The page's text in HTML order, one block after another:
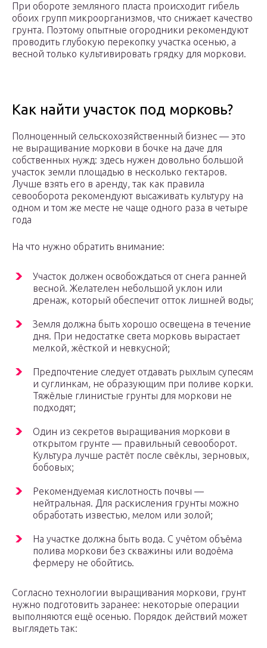
При обороте земляного пласта происходит гибель
обоих групп микроорганизмов, что снижает качество
грунта. Поэтому опытные огородники рекомендуют
проводить глубокую перекопку участка осенью, а
весной только культивировать грядку для моркови.
Как найти участок под морковь?
Полноценный сельскохозяйственный бизнес — это
не выращивание моркови в бочке на даче для
собственных нужд: здесь нужен довольно большой
участок земли площадью в несколько гектаров.
Лучше взять его в аренду, так как правила
севооборота рекомендуют высаживать культуру на
одном и том же месте не чаще одного раза в четыре
года
На что нужно обратить внимание:
Участок должен освобождаться от снега ранней
весной. Желателен небольшой уклон или
дренаж, который обеспечит отток лишней воды;
Земля должна быть хорошо освещена в течение
дня. При недостатке света морковь вырастает
мелкой, жёсткой и невкусной;
Предпочтение следует отдавать рыхлым супесям
и суглинкам, не образующим при поливе корки.
Тяжёлые глинистые грунты для моркови не
подходят;
Один из секретов выращивания моркови в
открытом грунте — правильный севооборот.
Культура лучше растёт после свёклы, зерновых,
бобовых;
Рекомендуемая кислотность почвы —
нейтральная. Для раскисления грунты можно
обработать известью, мелом или золой;
На участке должна быть вода. С учётом объёма
полива моркови без скважины или водоёма
фермеру не обойтись.
Согласно технологии выращивания моркови, грунт
нужно подготовить заранее: некоторые операции
выполняются ещё осенью. Порядок действий может
выглядеть так: